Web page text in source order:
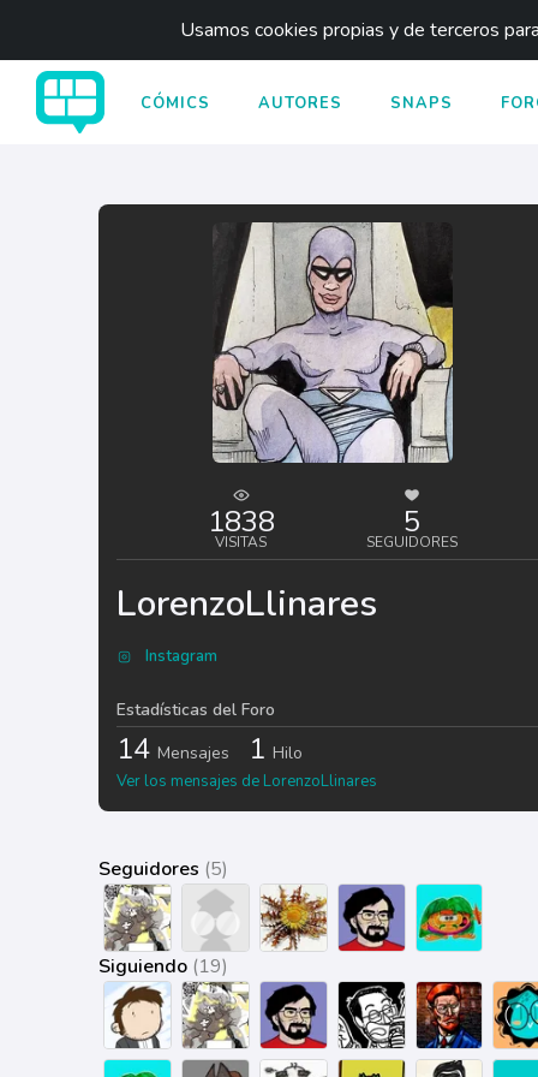
Usamos cookies propias y de terceros
CÓMICS AUTORES SNAPS
1838
VISITAS
5
SEGUIDORES
LorenzoLlinares
Instagram
Estadísticas del Foro
14 Mensajes 1 Hilo
Ver los mensajes de LorenzoLlinares
Seguidores (5)
Siguiendo (19)